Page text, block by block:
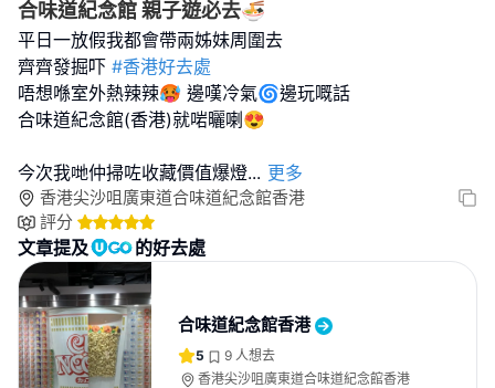
合味道紀念館 親子遊必去🍜
平日一放假我都會帶兩姊妹周圍去
齊齊發掘吓 #香港好去處
唔想喺室外熱辣辣🥵 邊嘆冷氣🌀邊玩嘅話
合味道紀念館(香港)就啱曬喇😍
今次我哋仲掃咗收藏價值爆燈... 更多
香港尖沙咀廣東道合味道紀念館香港
評分
文章提及 的好去處
合味道紀念館香港
5 9 人想去
香港尖沙咀廣東道合味道紀念館香港